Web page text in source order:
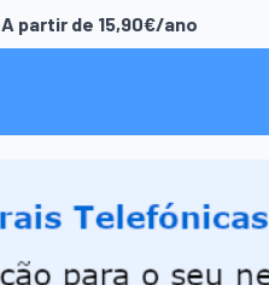
A partir de 15,90€/ano